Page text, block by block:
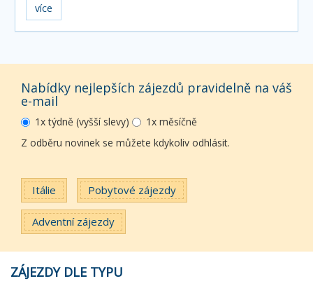
více
Nabídky nejlepších zájezdů pravidelně na váš
e-mail
1x týdně (vyšší slevy)
1x měsíčně
Z odběru novinek se můžete kdykoliv odhlásit.
Itálie Pobytové zájezdy
Adventní zájezdy
ZÁJEZDY DLE TYPU